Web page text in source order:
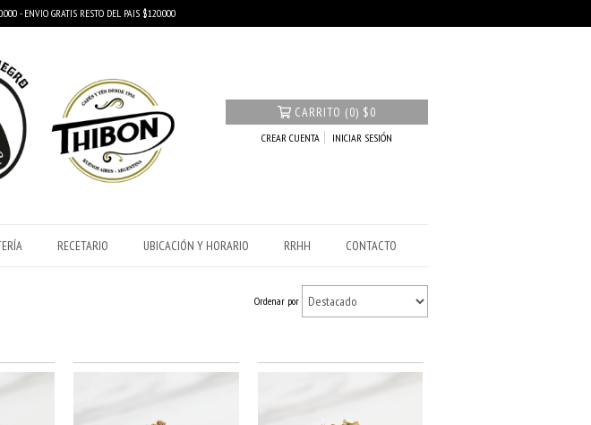
- ENVIO GRATIS RESTO DEL PAIS $120.000
CARRITO (0) $0
CREAR CUENTA INICIAR SESIÓN
RECETARIO UBICACIÓN Y HORARIO RRHH CONTACTO
Ordenar por